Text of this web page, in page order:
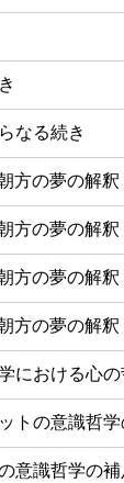
なる続き
方の夢の解釈
方の夢の解釈
方の夢の解釈
方の夢の解釈
における心
トの意識哲学
意識哲学の補